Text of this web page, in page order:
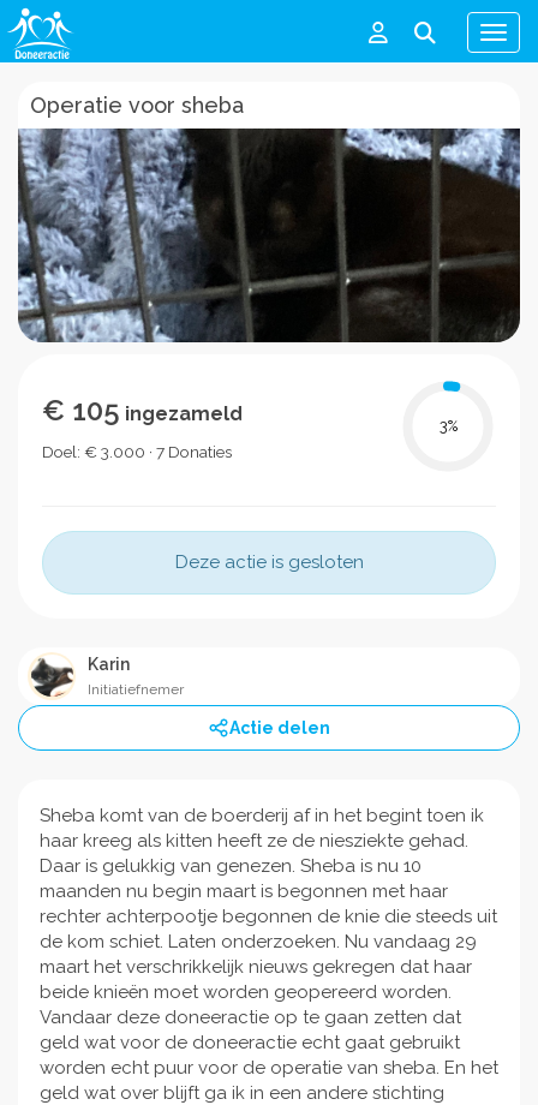
Menu
Operatie voor sheba
€ 105 ingezameld
Doel: € 3.000 · 7 Donaties
3%
Deze actie is gesloten
Karin
Initiatiefnemer
Actie delen
Sheba komt van de boerderij af in het begint toen ik
haar kreeg als kitten heeft ze de niesziekte gehad.
Daar is gelukkig van genezen. Sheba is nu 10
maanden nu begin maart is begonnen met haar
rechter achterpootje begonnen de knie die steeds uit
de kom schiet. Laten onderzoeken. Nu vandaag 29
maart het verschrikkelijk nieuws gekregen dat haar
beide knieën moet worden geopereerd worden.
Vandaar deze doneeractie op te gaan zetten dat
geld wat voor de doneeractie echt gaat gebruikt
worden echt puur voor de operatie van sheba. En het
geld wat over blijft ga ik in een andere stichting